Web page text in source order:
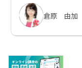
倉原 由加